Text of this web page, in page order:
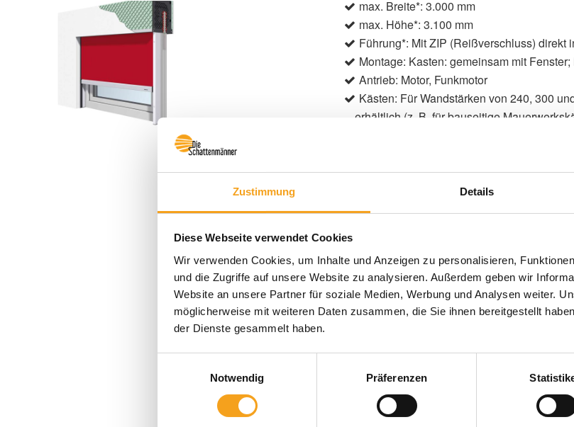
Zustimmung Details
Diese Webseite verwendet Cookies
Wir verwenden Cookies, um Inhalte und Anzeigen zu personalisieren,
und die Zugriffe auf unsere Website zu analysieren. Außerdem geben wir
Website an unsere Partner für soziale Medien, Werbung und Analysen weiter.
möglicherweise mit weiteren Daten zusammen, die Sie ihnen bereitgestellt
der Dienste gesammelt haben.
Notwendig
Präferenzen
max. Breite*: 3.000 mm
max. Höhe*: 3.100 mm
Führung*: Mit ZIP (Reißverschluss) direkt
Montage: Kasten: gemeinsam mit
Antrieb: Motor, Funkmotor
Kästen: Für Wandstärken von 240, 300
erhältlich (z. B. für bauseitige
Anwendungsbereiche: Neubau,
Bespannung: Screen, Soltis Veozip,
Produktbeschreibung
Diese Markise wurde speziell für Sanierung
Neubau entwickelt, bei denen die Markise
Sanierung: einfache Fensteranbindung
Clipsystem, vorhandene Kästen können oft
Brillante Extras